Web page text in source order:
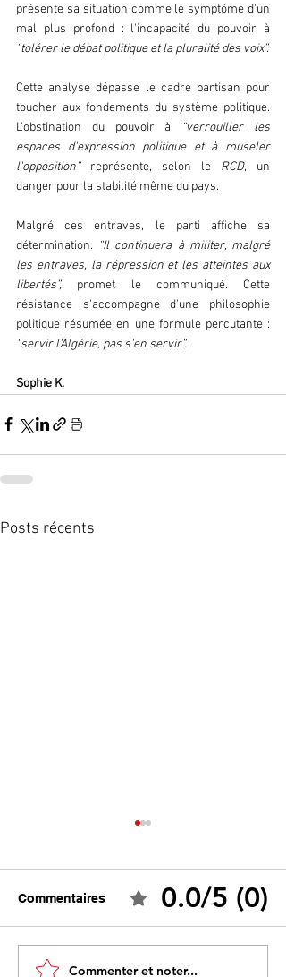
présente sa situation comme le symptôme d'un
“tolérer le débat politique et la pluralité des voix”.
Cette analyse dépasse le cadre partisan pour
toucher aux fondements du système politique.
L'obstination du pouvoir à
“verrouiller les
espaces d'expression politique et à museler
l'opposition” représente, selon le RCD, un
danger pour la stabilité même du pays.
Malgré ces entraves, le parti affiche sa
détermination. “Il continuera à militer, malgré
les entraves, la répression et les atteintes aux
libertés”, promet le communiqué. Cette
résistance s'accompagne d'une philosophie
politique résumée en une formule percutante :
“servir l'Algérie, pas s'en servir”.
Sophie K.
Posts récents
Tebboune face à ses
Commentaires 0.0/5 (0)
Commenter et noter...